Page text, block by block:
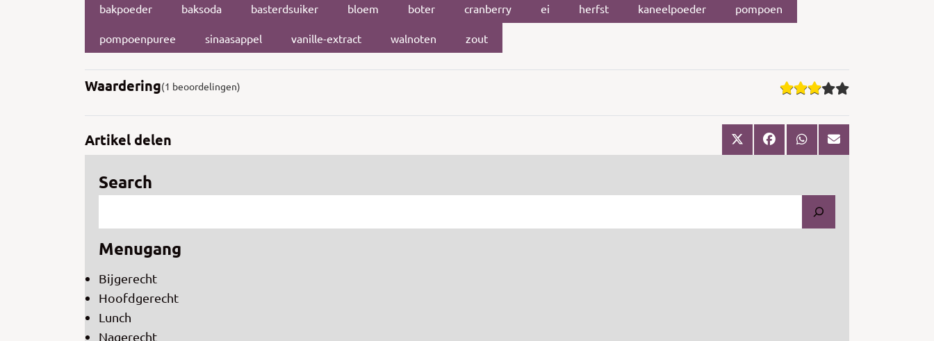
bakpoeder baksoda basterdsuiker bloem boter cranberry ei herfst kaneelpoeder pompoen
pompoenpuree sinaasappel vanille-extract walnoten zout
Waardering(1 beoordelingen)
Artikel delen
Search
Menugang
Bijgerecht
Hoofdgerecht
Lunch
Nagerecht